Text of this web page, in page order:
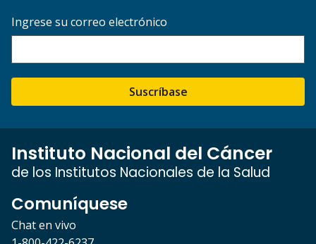
Ingrese su correo electrónico
Suscríbase
Instituto Nacional del Cáncer
de los Institutos Nacionales de la Salud
Comuníquese
Chat en vivo